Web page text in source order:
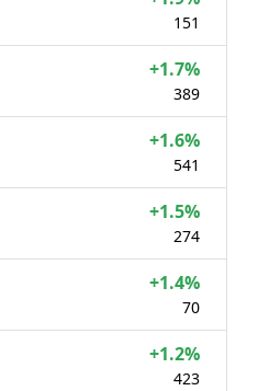
151
+1.7%
389
+1.6%
541
+1.5%
274
+1.4%
70
+1.2%
423